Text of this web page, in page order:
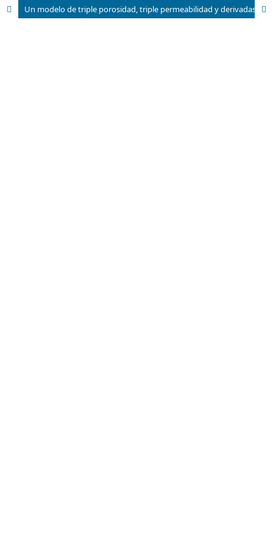
Un modelo de triple porosidad, triple permeabilidad y derivadas fraccionarias para la presión transiente en yacimientos fracturados con geometría fractal